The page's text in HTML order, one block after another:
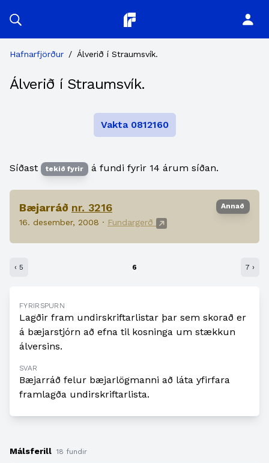
Planitor
Hafnarfjörður / Álverið í Straumsvík.
Álverið í Straumsvík.
Vakta 0812160
Síðast tekið fyrir á fundi fyrir 14 árum síðan.
Bæjarráð nr. 3216
16. desember, 2008 · Fundargerð
Annað
‹ 5 6 7 ›
FYRIRSPURN
Lagðir fram undirskriftarlistar þar sem skorað er
á bæjarstjórn að efna til kosninga um stækkun
álversins.
SVAR
Bæjarráð felur bæjarlögmanni að láta yfirfara
framlagða undirskriftarlista.
Málsferill 18 fundir